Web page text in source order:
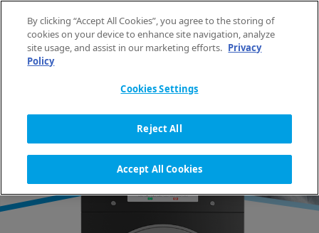
ZH
HOME 产品
商用热泵滚筒烘干机
By clicking “Accept All Cookies”, you agree to the storing of
cookies on your device to enhance site navigation, analyze
site usage, and assist in our marketing efforts. Privacy
Policy
Cookies Settings
Reject All
Accept All Cookies